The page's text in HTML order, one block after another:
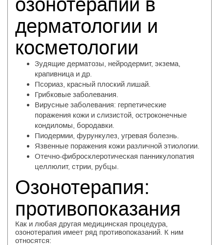
озонотерапии в
дерматологии и
косметологии
Зудящие дерматозы, нейродермит, экзема,
крапивница и др.
Псориаз, красный плоский лишай.
Грибковые заболевания.
Вирусные заболевания: герпетические
поражения кожи и слизистой, остроконечные
кондиломы, бородавки.
Пиодермии, фурункулез, угревая болезнь.
Язвенные поражения кожи различной этиологии.
Отечно-фибросклеротическая панникулопатия
целлюлит, стрии, рубцы.
Озонотерапия:
противопоказания
Как и любая другая медицинская процедура,
озонотерапия имеет ряд противопоказаний. К ним
относятся: